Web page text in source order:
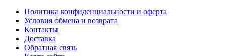
Политика конфиденциальности и оферта
Условия обмена и возврата
Контакты
Доставка
Обратная связь